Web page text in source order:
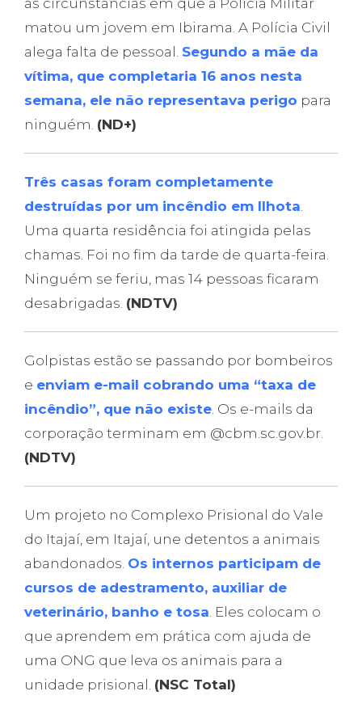
as circunstâncias em que a Polícia Militar
matou um jovem em Ibirama. A Polícia Civil
alega falta de pessoal. Segundo a mãe da
vítima, que completaria 16 anos nesta
semana, ele não representava perigo para
ninguém. (ND+)
Três casas foram completamente
destruídas por um incêndio em Ilhota.
Uma quarta residência foi atingida pelas
chamas. Foi no fim da tarde de quarta-feira.
Ninguém se feriu, mas 14 pessoas ficaram
desabrigadas. (NDTV)
Golpistas estão se passando por bombeiros
e enviam e-mail cobrando uma “taxa de
incêndio”, que não existe. Os e-mails da
corporação terminam em @cbm.sc.gov.br.
(NDTV)
Um projeto no Complexo Prisional do Vale
do Itajaí, em Itajaí, une detentos a animais
abandonados. Os internos participam de
cursos de adestramento, auxiliar de
veterinário, banho e tosa. Eles colocam o
que aprendem em prática com ajuda de
uma ONG que leva os animais para a
unidade prisional. (NSC Total)